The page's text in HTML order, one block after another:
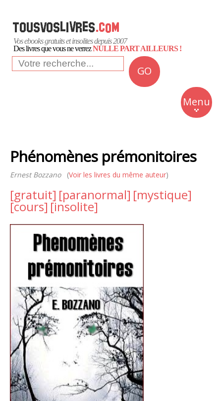
Vos ebooks gratuits et insolites depuis 2007
Des livres que vous ne verrezNULLE PART AILLEURS !
GO
Menu
Insolite
Business
Culture
Quotidien
Phénomènes prémonitoires
Ernest Bozzano(Voir les livres du même auteur)
[gratuit] [paranormal] [mystique]
[cours] [insolite]